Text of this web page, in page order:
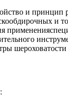
и принцип
и